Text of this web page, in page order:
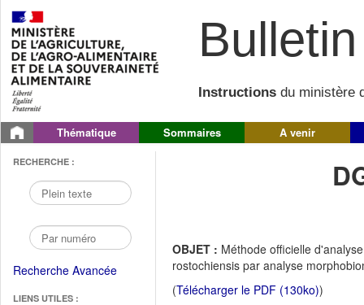
Instructions du ministère
Thématique Sommaires A venir
RECHERCHE :
Recherche Avancée
LIENS UTILES :
OBJET : Méthode officielle
rostochiensis par analyse
(Télécharger le PDF (130ko))